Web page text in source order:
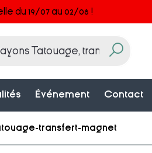
du 19/07 au 02/08 !
Événement Contact
transfert-magnet